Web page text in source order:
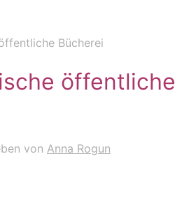
Bücherei
öffentliche
von Anna Rogun